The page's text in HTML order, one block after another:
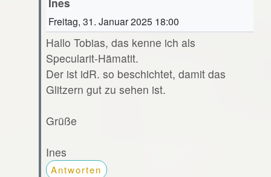
Freitag, 31. Januar 2025 18:00
Hallo Tobias, das kenne ich als
Specularit-Hämatit.
Der ist idR. so beschichtet, damit das
Glitzern gut zu sehen ist.
Grüße
Ines
Antworten